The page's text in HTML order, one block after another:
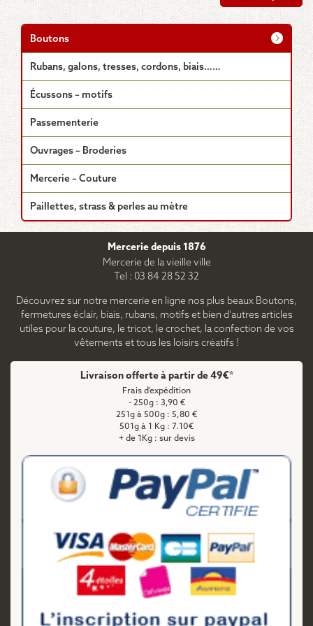
0.95€
à
2.30€
a
plusieurs
Boutons
Rubans, galons, tresses, cordons, biais……
Écussons – motifs
Passementerie
Ouvrages – Broderies
Mercerie – Couture
Paillettes, strass & perles au mètre
Mercerie depuis 1876
Mercerie de la vieille ville
Tel : 03 84 28 52 32
Découvrez sur notre mercerie en ligne nos plus beaux Boutons,
fermetures éclair, biais, rubans, motifs et bien d'autres articles
utiles pour la couture, le tricot, le crochet, la confection de vos
vêtements et tous les loisirs créatifs !
Livraison offerte à partir de 49€*
Frais d'expédition
- 250g : 3,90 €
251g à 500g : 5,80 €
501g à 1 Kg : 7.10€
+ de 1Kg : sur devis